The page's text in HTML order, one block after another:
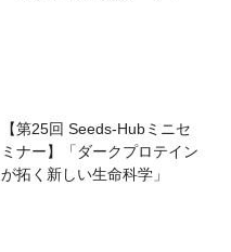
【第25回 Seeds-Hubミニセ
ミナー】「ダークプロテイン
が拓く新しい生命科学」